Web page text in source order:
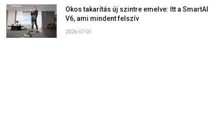
Okos takarítás új szintre emelve: Itt a SmartAI
V6, ami mindent felszív
2026-07-01